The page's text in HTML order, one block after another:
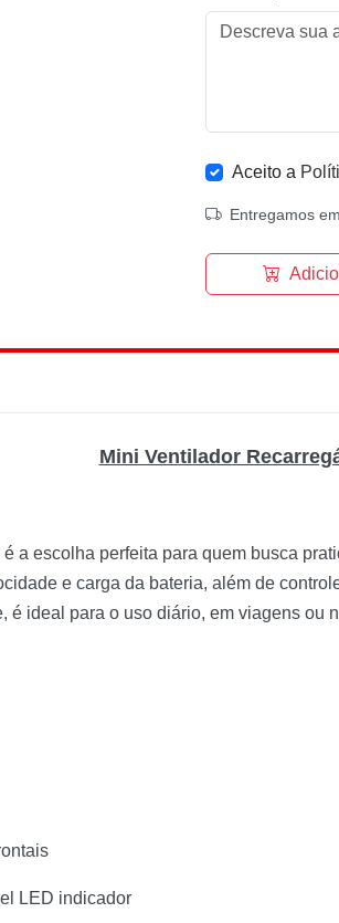
Aceito a
Entregamos
Mini Ventilador
é a escolha perfeita para quem busca
e carga da bateria, além de
é ideal para o uso diário, em viagens ou
LED indicador